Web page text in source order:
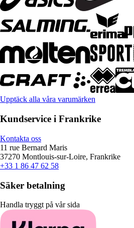
Upptäck alla våra varumärken
Kundservice i Frankrike
Kontakta oss
11 rue Bernard Maris
37270 Montlouis-sur-Loire, Frankrike
+33 1 86 47 62 58
Säker betalning
Handla tryggt på vår sida